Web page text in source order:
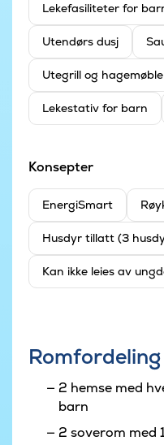
Leke­fasiliteter for
Utendørs dusj
Utegrill og
Lekestativ for barn
Konsepter
EnergiSmart
Husdyr tillatt (3
Kan ikke leies av
Romfordeling
2 hemse med
barn
2 soverom med